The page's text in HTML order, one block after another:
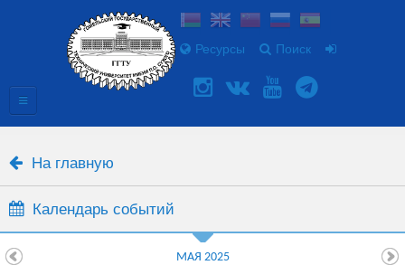
Ресурсы Поиск
На главную
Календарь событий
МАЯ 2025